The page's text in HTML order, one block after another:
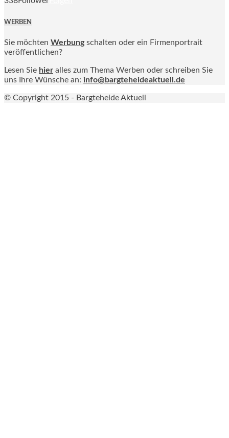
WERBEN
Sie möchten Werbung schalten oder ein Firmenportrait
veröffentlichen?
Lesen Sie hier alles zum Thema Werben oder schreiben Sie
uns Ihre Wünsche an: info@bargteheideaktuell.de
© Copyright 2015 - Bargteheide Aktuell